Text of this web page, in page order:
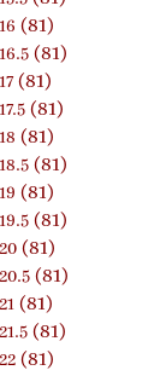
16 (81)
16.5 (81)
17(81)
17.5 (81)
18 (81)
18.5 (81)
19 (81)
19.5 (81)
20 (81)
20.5 (81)
21 (81)
21.5 (81)
22 (81)